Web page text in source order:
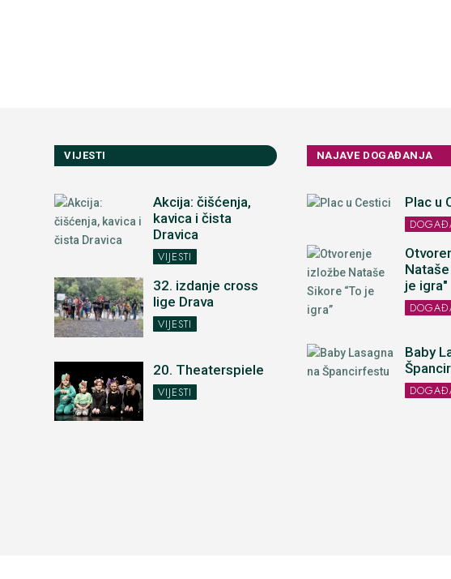
VIJESTI
Akcija: čišćenja,
kavica i čista
Dravica
VIJESTI
32. izdanje cross
lige Drava
VIJESTI
20. Theaterspiele
VIJESTI
NAJAVE DOGAĐANJA
Plac u
je igra"
Baby